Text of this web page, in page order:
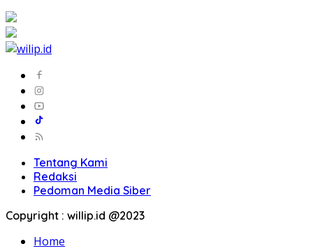
Tentang Kami
Redaksi
Pedoman Media Siber
Copyright : willip.id @2023
Home